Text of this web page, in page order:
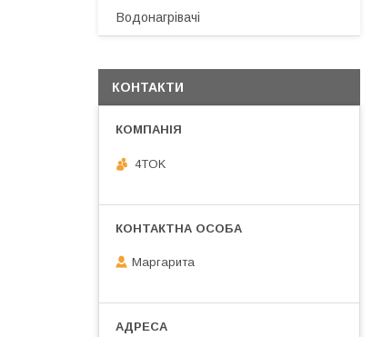
Водонагрівачі
КОНТАКТИ
4TOK
Маргарита